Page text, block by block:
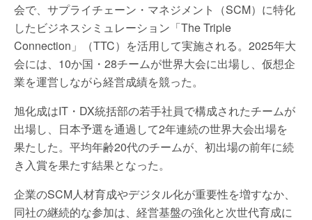
会で、サプライチェーン・マネジメント（SCM）に特化
したビジネスシミュレーション「The Triple
Connection」（TTC）を活用して実施される。2025年大
会には、10か国・28チームが世界大会に出場し、仮想企
業を運営しながら経営成績を競った。
旭化成はIT・DX統括部の若手社員で構成されたチームが
出場し、日本予選を通過して2年連続の世界大会出場を
果たした。平均年齢20代のチームが、初出場の前年に続
き入賞を果たす結果となった。
企業のSCM人材育成やデジタル化が重要性を増すなか、
同社の継続的な参加は、経営基盤の強化と次世代育成に